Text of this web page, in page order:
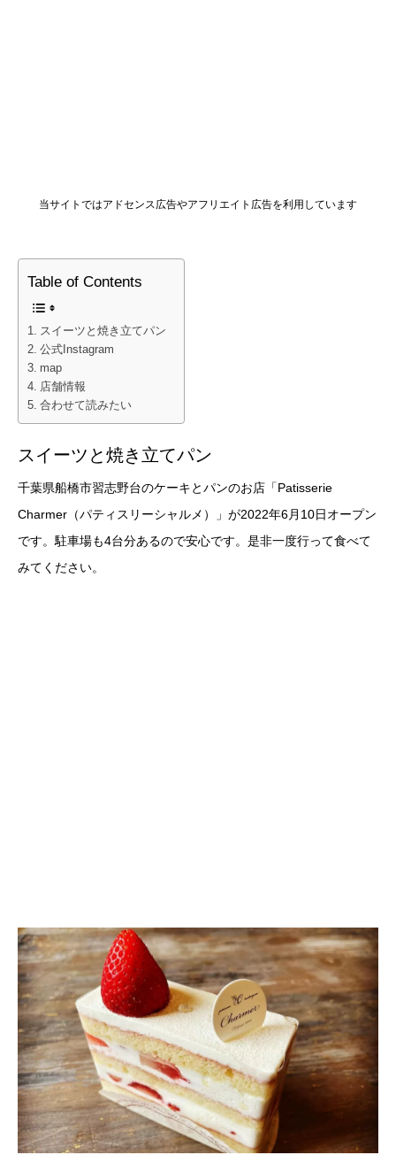
当サイトではアドセンス広告やアフリエイト広告を利用しています
Table of Contents
スイーツと焼き立てパン
公式Instagram
map
店舗情報
合わせて読みたい
スイーツと焼き立てパン
千葉県船橋市習志野台のケーキとパンのお店「Patisserie
Charmer（パティスリーシャルメ）」が2022年6月10日オープン
です。駐車場も4台分あるので安心です。是非一度行って食べて
みてください。